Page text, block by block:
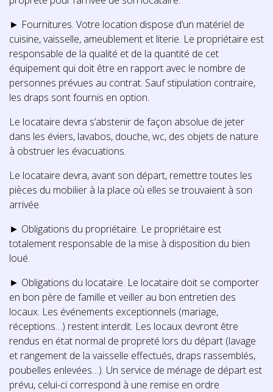
► Fournitures. Votre location dispose d’un matériel de
cuisine, vaisselle, ameublement et literie. Le propriétaire est
responsable de la qualité et de la quantité de cet
équipement qui doit être en rapport avec le nombre de
personnes prévues au contrat. Sauf stipulation contraire,
les draps sont fournis en option.
Le locataire devra s’abstenir de façon absolue de jeter
dans les éviers, lavabos, douche, wc, des objets de nature
à obstruer les évacuations.
Le locataire devra, avant son départ, remettre toutes les
pièces du mobilier à la place où elles se trouvaient à son
arrivée.
► Obligations du propriétaire. Le propriétaire est
totalement responsable de la mise à disposition du bien
loué.
► Obligations du locataire. Le locataire doit se comporter
en bon père de famille et veiller au bon entretien des
locaux. Les événements exceptionnels (mariage,
réceptions…) restent interdit. Les locaux devront être
rendus en état normal de propreté lors du départ (lavage
et rangement de la vaisselle effectués, draps rassemblés,
poubelles enlevées…). Un service de ménage de départ est
prévu, celui-ci correspond à une remise en ordre